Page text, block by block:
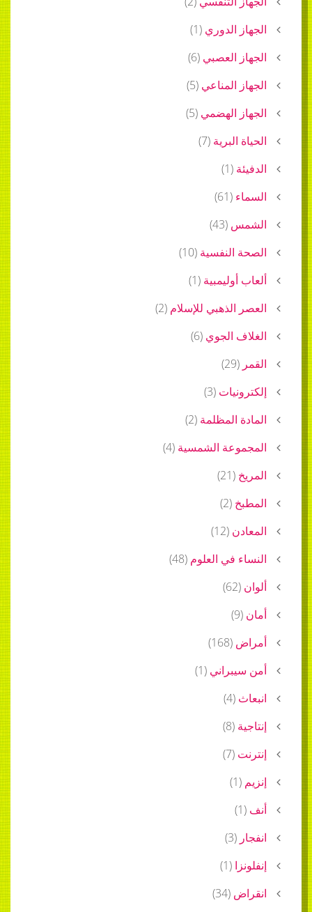
الجهاز الدوري (
1
)
الجهاز العصبي (
6
)
الجهاز المناعي (
5
)
الجهاز الهضمي (
5
)
الحياة البرية (
7
)
الدفيئة (
1
)
السماء (
61
)
الشمس (
43
)
الصحة النفسية (
10
)
ألعاب أوليمبية (
1
)
العصر الذهبي للإسلام (
2
)
الغلاف الجوي (
6
)
القمر (
29
)
إلكترونيات (
3
)
المادة المظلمة (
2
)
المجموعة الشمسية (
4
)
المريخ (
21
)
المطبخ (
2
)
المعادن (
12
)
النساء في العلوم (
48
)
ألوان (
62
)
أمان (
9
)
أمراض (
168
)
أمن سيبراني (
1
)
انبعاث (
4
)
إنتاجية (
8
)
إنترنت (
7
)
إنزيم (
1
)
أنف (
1
)
انفجار (
3
)
إنفلونزا (
1
)
انقراض (
34
)